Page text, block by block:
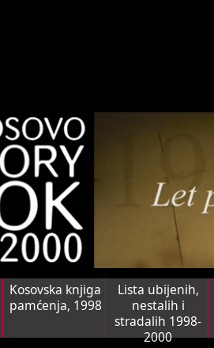
Kosovska knjiga
pamćenja, 1998
Lista ubijenih,
nestalih i
stradalih 1998-
2000